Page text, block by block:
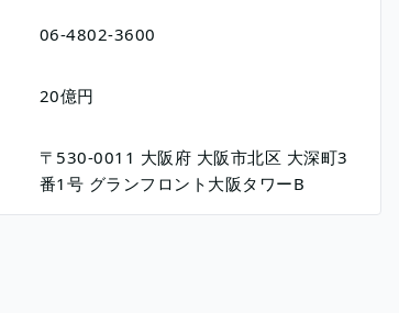
06-4802-3600
20億円
〒530-0011 大阪府 大阪市北区 大深町3
番1号 グランフロント大阪タワーB